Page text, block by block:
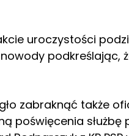
uroczystości
podkreślając,
zabraknąć także
poświęcenia służbę